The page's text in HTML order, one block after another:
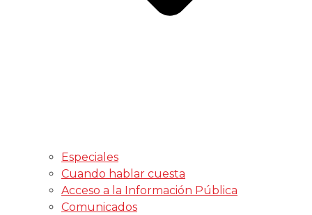
Especiales
Cuando hablar cuesta
Acceso a la Información Pública
Comunicados